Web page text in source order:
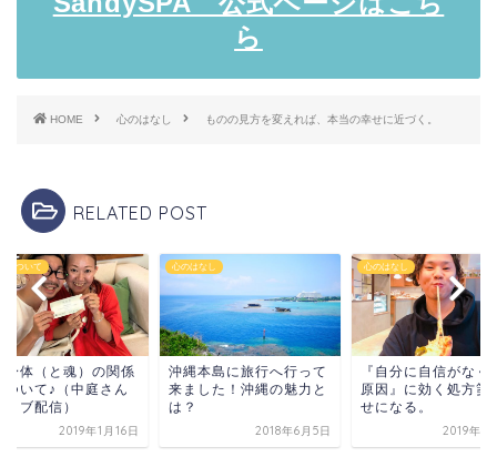
ら
HOME 心のはなし ものの見方を変えれば、本当の幸せに近づく。
RELATED POST
について
身体（と魂）の関係
ついて♪（中庭さん
ブ配信）
2019年1月16日
心のはなし
沖縄本島に旅行へ行って
来ました！沖縄の魅力と
は？
2018年6月5日
心のはなし
『自分に自信がなく
原因』に効く処方箋
せになる。
2019年3